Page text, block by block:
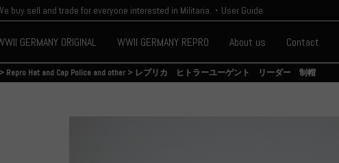
buy sell and trade for everyone interested in Militaria.・User Guide
GERMANY ORIGINAL WWII GERMANY REPRO About us Contact
> Repro Hat and Cap Police and other > レプリカ ヒトラーユーゲント リーダー 制帽